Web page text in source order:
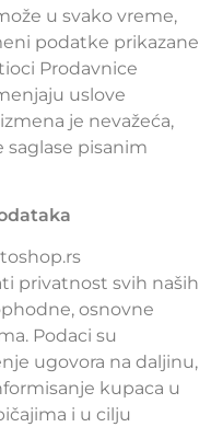
u svako vreme,
podatke prikazane
Prodavnice
uslove
je nevažeća,
saglase pisanim
privatnost svih naših
osnovne
Podaci su
ugovora na daljinu,
kupaca u
i u cilju